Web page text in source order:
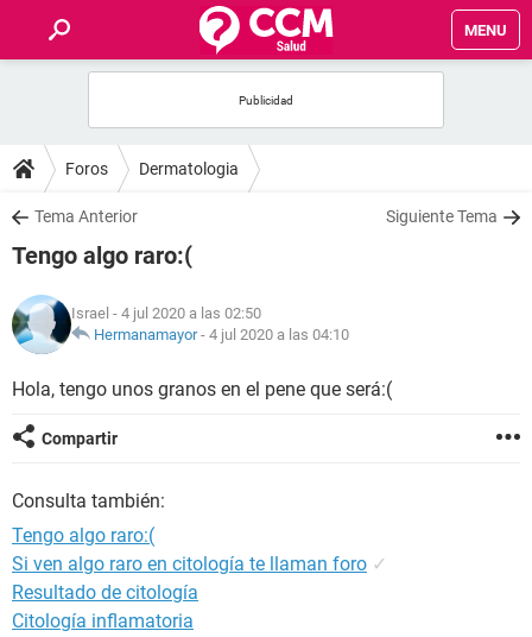
MENU
FOROS
SALUD
FAMILIA
NUTRICIÓN
BIENESTAR
SEXUALIDAD
Foros Dermatologia
Tema Anterior Siguiente Tema
Tengo algo raro:(
Israel - 4 jul 2020 a las 02:50
Hermanamayor- 4 jul 2020 a las 04:10
Hola, tengo unos granos en el pene que será:(
Compartir
Consulta también:
Tengo algo raro:(
Si ven algo raro en citología te llaman foro ✓
Resultado de citología
Citología inflamatoria